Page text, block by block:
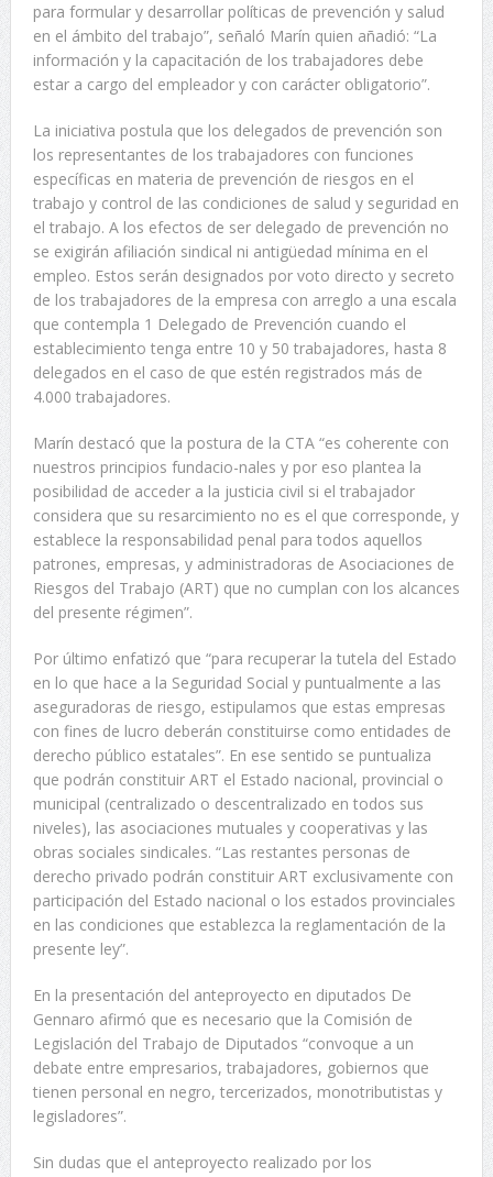
para formular y desarrollar políticas de prevención y salud
en el ámbito del trabajo”, señaló Marín quien añadió: “La
información y la capacitación de los trabajadores debe
estar a cargo del empleador y con carácter obligatorio”.
La iniciativa postula que los delegados de prevención son
los representantes de los trabajadores con funciones
específicas en materia de prevención de riesgos en el
trabajo y control de las condiciones de salud y seguridad en
el trabajo. A los efectos de ser delegado de prevención no
se exigirán afiliación sindical ni antigüedad mínima en el
empleo. Estos serán designados por voto directo y secreto
de los trabajadores de la empresa con arreglo a una escala
que contempla 1 Delegado de Prevención cuando el
establecimiento tenga entre 10 y 50 trabajadores, hasta 8
delegados en el caso de que estén registrados más de
4.000 trabajadores.
Marín destacó que la postura de la CTA “es coherente con
nuestros principios fundacio-nales y por eso plantea la
posibilidad de acceder a la justicia civil si el trabajador
considera que su resarcimiento no es el que corresponde, y
establece la responsabilidad penal para todos aquellos
patrones, empresas, y administradoras de Asociaciones de
Riesgos del Trabajo (ART) que no cumplan con los alcances
del presente régimen”.
Por último enfatizó que “para recuperar la tutela del Estado
en lo que hace a la Seguridad Social y puntualmente a las
aseguradoras de riesgo, estipulamos que estas empresas
con fines de lucro deberán constituirse como entidades de
derecho público estatales”. En ese sentido se puntualiza
que podrán constituir ART el Estado nacional, provincial o
municipal (centralizado o descentralizado en todos sus
niveles), las asociaciones mutuales y cooperativas y las
obras sociales sindicales. “Las restantes personas de
derecho privado podrán constituir ART exclusivamente con
participación del Estado nacional o los estados provinciales
en las condiciones que establezca la reglamentación de la
presente ley”.
En la presentación del anteproyecto en diputados De
Gennaro afirmó que es necesario que la Comisión de
Legislación del Trabajo de Diputados “convoque a un
debate entre empresarios, trabajadores, gobiernos que
tienen personal en negro, tercerizados, monotributistas y
legisladores”.
Sin dudas que el anteproyecto realizado por los